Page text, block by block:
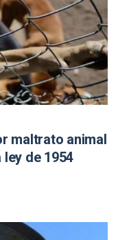
maltrato animal
de 1954